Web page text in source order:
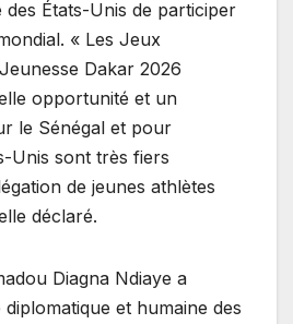
États-Unis de participer
« Les Jeux
Dakar 2026
opportunité et un
le Sénégal et pour
Unis sont très fiers
de jeunes athlètes
déclaré.
Diagna Ndiaye a
et humaine des